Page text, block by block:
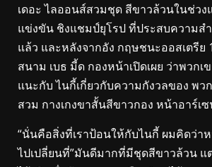
เดอะ ไลออนส์สวมชุด สีขาวล้วนในช่วง
แข่งขัน ชิงแชมป์ยุโรป ที่ประสบความสํา
แล้ว และหลังจากอัง กฤษชนะออสเตรีย
สนาม เบธ มี้ด กองหน้าเปิดเผย ว่าพวกเ
แนะกับ ไนกี้เกี่ยวกับความกังวลของ พว
สวม กางเกงขาสั้นสีขาวกอง หน้าอาร์เ
“นั่นคือสิ่งที่เราป้อนให้กับไนกี้ ผมคิดว่าห
ไปเปลี่ยนที่”มันดีมากที่มีชุดสีขาวล้วน แ